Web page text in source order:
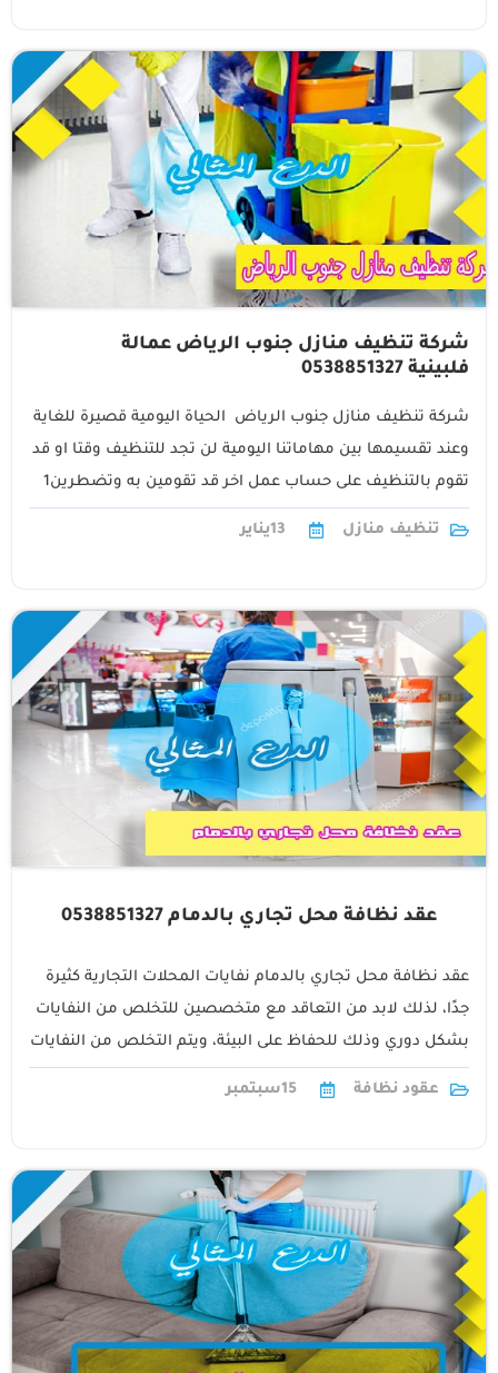
شركة تنظيف منازل جنوب الرياض عمالة
فلبينية 0538851327
شركة تنظيف منازل جنوب الرياض الحياة اليومية قصيرة للغاية
وعند تقسيمها بين مهاماتنا اليومية لن تجد للتنظيف وقتا او قد
تقوم بالتنظيف على حساب عمل اخر قد تقومين به وتضطرين1
تنظيف منازل 13يناير
عقد نظافة محل تجاري بالدمام 0538851327
عقد نظافة محل تجاري بالدمام نفايات المحلات التجارية كثيرة
جدًا، لذلك لابد من التعاقد مع متخصصين للتخلص من النفايات
بشكل دوري وذلك للحفاظ على البيئة، ويتم التخلص من النفايات
عن1
عقود نظافة
15سبتمبر